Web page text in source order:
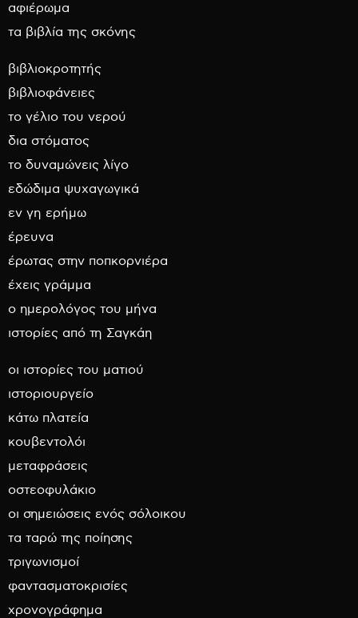
αφιέρωμα
τα βιβλία της σκόνης
βιβλιοκροτητής
βιβλιοφάνειες
το γέλιο του νερού
δια στόματος
το δυναμώνεις λίγο
εδώδιμα ψυχαγωγικά
εν γη ερήμω
έρευνα
έρωτας στην ποπκορνιέρα
έχεις γράμμα
ο ημερολόγος του μήνα
ιστορίες από τη Σαγκάη
οι ιστορίες του ματιού
ιστοριουργείο
κάτω πλατεία
κουβεντολόι
μεταφράσεις
οστεοφυλάκιο
οι σημειώσεις ενός σόλοικου
τα ταρώ της ποίησης
τριγωνισμοί
φαντασματοκρισίες
χρονογράφημα